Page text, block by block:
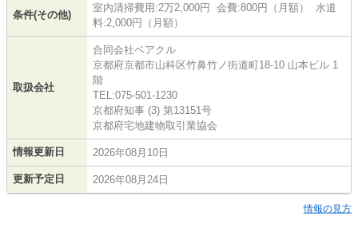
条件(その他)
室内清掃費用:2万2,000円 会費:800円（月額） 水道
料:2,000円（月額）
取扱会社
合同会社ベアクル
京都府京都市山科区竹鼻竹ノ街道町18-10 山本ビル 1
階
TEL:075-501-1230
京都府知事 (3) 第13151号
京都府宅地建物取引業協会
情報更新日 2026年08月10日
更新予定日 2026年08月24日
情報の見方